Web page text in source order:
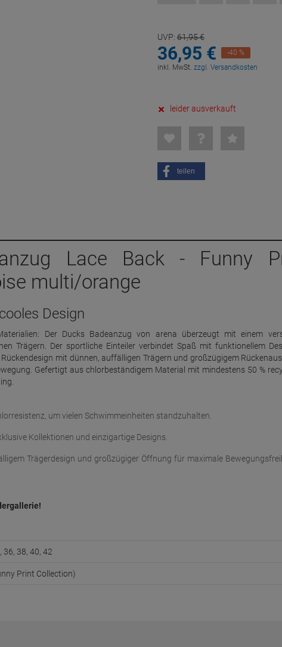
UVP: 61,95€
36,95 €
-40 %
inkl. MwSt. zzgl. Versandkosten
leider ausverkauft
teilen
Lace Back - Funny
multi/orange
Design
Der Ducks Badeanzug von arena überzeugt mit einem
Trägern. Der sportliche Einteiler verbindet Spaß mit funktionellem
mit dünnen, auffälligen Trägern und großzügigem
Gefertigt aus chlorbeständigem Material mit mindestens 50 %
um vielen Schwimmeinheiten standzuhalten.
Kollektionen und einzigartige Designs.
Trägerdesign und großzügiger Öffnung für maximale
36, 38, 40, 42
Print Collection)